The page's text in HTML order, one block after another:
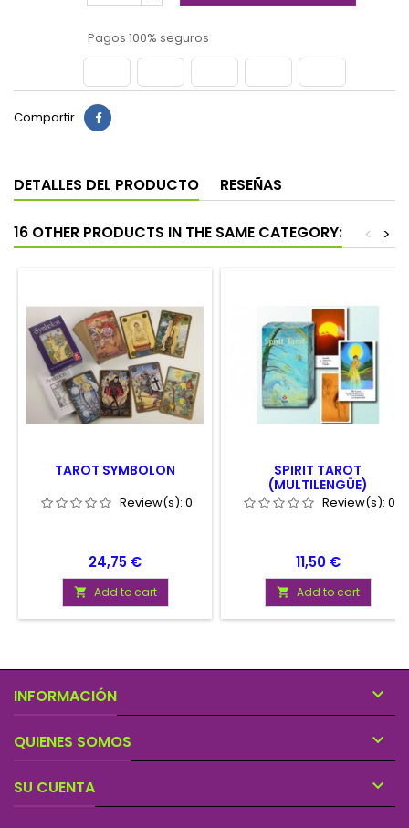
Pagos 100% seguros
Compartir
DETALLES DEL PRODUCTO RESEÑAS
16 OTHER PRODUCTS IN THE SAME CATEGORY: >
<
TAROT SYMBOLON
Review(s): 0
Price
24,75 €
 Add to cart
SPIRIT TAROT
(MULTILENGÜE)
Review(s): 0
Price
11,50 €
 Add to cart
INFORMACIÓN 
QUIENES SOMOS 
SU CUENTA 